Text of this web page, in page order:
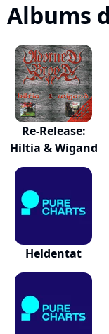
Albums
Re-Release:
Hiltia & Wigand
Heldentat